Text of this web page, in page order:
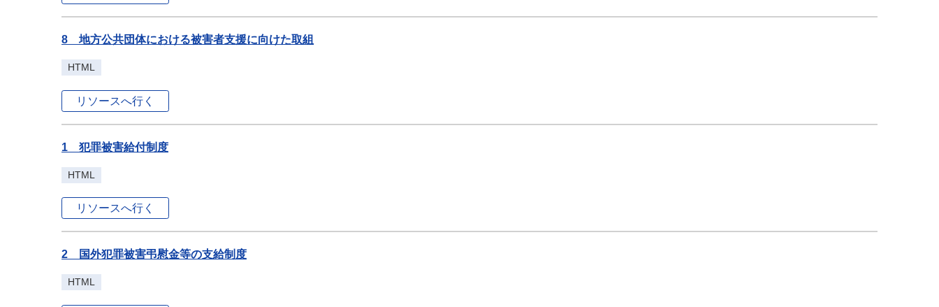
8 地方公共団体における被害者支援に向けた取組
HTML
リソースへ行く
1 犯罪被害給付制度
HTML
リソースへ行く
2 国外犯罪被害弔慰金等の支給制度
HTML